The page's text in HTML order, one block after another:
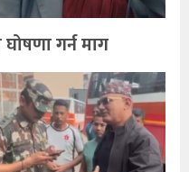
घोषणा गर्न माग